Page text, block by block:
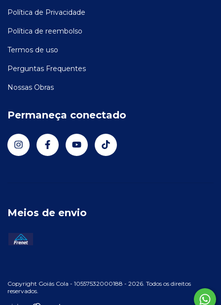
Política de Privacidade
Política de reembolso
Termos de uso
Perguntas Frequentes
Nossas Obras
Permaneça conectado
Meios de envio
Copyright Goiás Cola - 10557532000188 - 2026. Todos os direitos
reservados.